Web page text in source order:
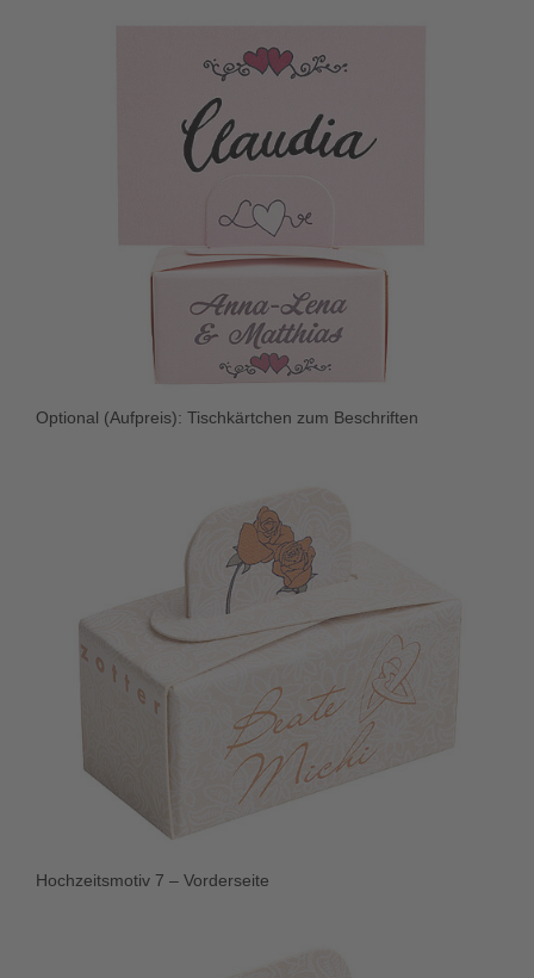
Optional (Aufpreis): Tischkärtchen zum Beschriften
Hochzeitsmotiv 7 – Vorderseite